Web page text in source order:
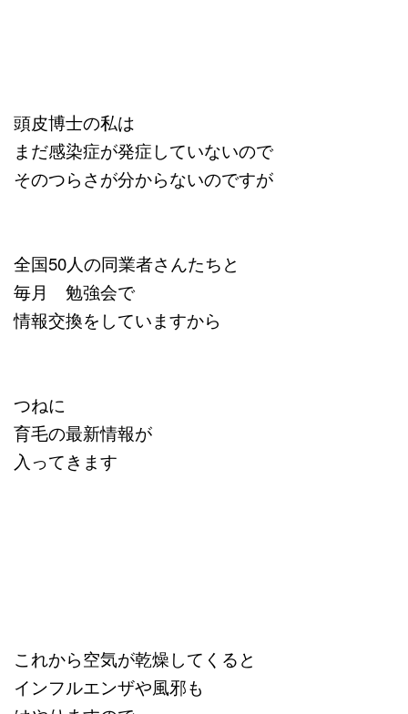
頭皮博士の私は
まだ感染症が発症していないので
そのつらさが分からないのですが
全国50人の同業者さんたちと
毎月 勉強会で
情報交換をしていますから
つねに
育毛の最新情報が
入ってきます
これから空気が乾燥してくると
インフルエンザや風邪も